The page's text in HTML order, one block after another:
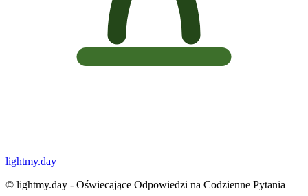
lightmy.day
© lightmy.day - Oświecające Odpowiedzi na Codzienne Pytania